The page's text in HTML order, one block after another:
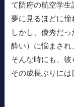
て防府の航空学生
夢に見るほどに憧
しかし、優秀だ
酔い）に悩まされ
そんな時にも、彼
その成長ぶりには